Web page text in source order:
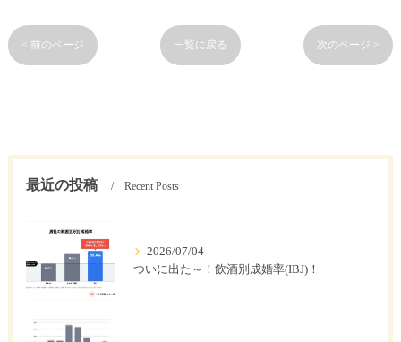
< 前のページ 一覧に戻る 次のページ >
最近の投稿 Recent Posts
2026/07/04
ついに出た～！飲酒別成婚率(IBJ)！